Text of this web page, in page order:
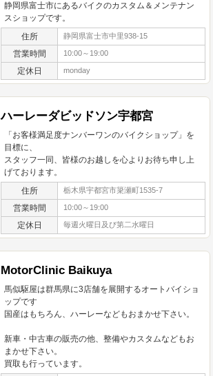
静岡県富士市にあるバイクのカスタム＆メンテナン
スショップです。
住所 静岡県富士市中里938-15
営業時間 10:00～19:00
定休日 monday
ハーレーダビッドソン宇都宮
「お客様満足度ナンバーワンのバイクショップ」を
目標に、
スタッフ一同、皆様のお越しを心よりお待ち申し上
げております。
住所 栃木県宇都宮市簗瀬町1535-7
営業時間 10:00～19:00
定休日 毎週火曜日及び第二水曜日
MotorClinic Baikuya
馬似駆屋は群馬県に3店舗を展開するオートバイショ
ップです
国産はもちろん、ハーレーなどもおまかせ下さい。
新車・中古車の販売の他、整備やカスタムなどもお
まかせ下さい。
買取も行っています。